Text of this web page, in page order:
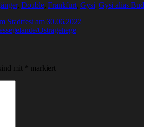
, Double, Frankfurt, Gysi, Gysi alias Bud
Stadtfest am 30.06.2022
Ostragehege
mit markiert